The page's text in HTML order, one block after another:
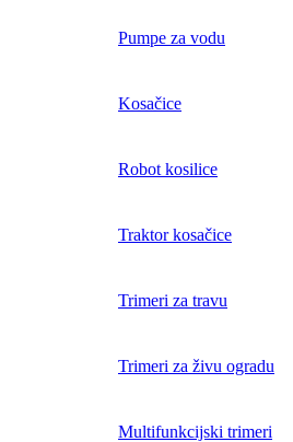
Pumpe za vodu
Kosačice
Robot kosilice
Traktor kosačice
Trimeri za travu
Trimeri za živu ogradu
Multifunkcijski trimeri